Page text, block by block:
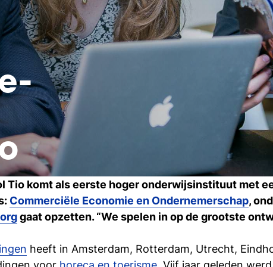
Tio komt als eerste hoger onderwijsinstituut met
Commerciële Economie en Ondernemerschap,
gaat opzetten. “We spelen in op de grootste
heeft in Amsterdam, Rotterdam, Utrecht,